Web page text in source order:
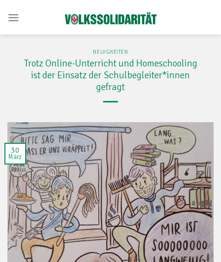
NEUIGKEITEN
Trotz Online-Unterricht und Homeschooling
ist der Einsatz der Schulbegleiter*innen
gefragt
30
März